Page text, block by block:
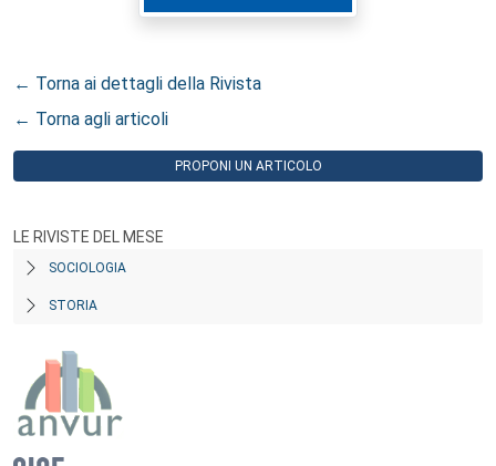
← Torna ai dettagli della Rivista
← Torna agli articoli
PROPONI UN ARTICOLO
LE RIVISTE DEL MESE
SOCIOLOGIA
STORIA